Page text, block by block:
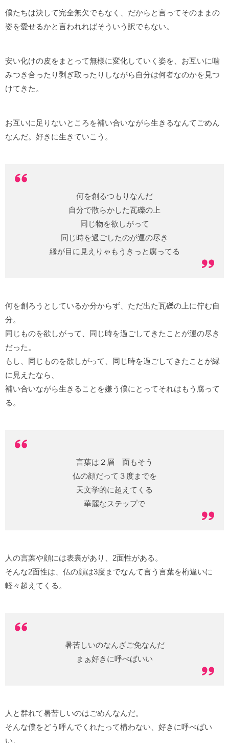
僕たちは決して完全無欠でもなく、だからと言ってそのままの
姿を愛せるかと言われればそういう訳でもない。
安い化けの皮をまとって無様に変化していく姿を、お互いに噛
みつき合ったり剥ぎ取ったりしながら自分は何者なのかを見つ
けてきた。
お互いに足りないところを補い合いながら生きるなんてごめん
なんだ。好きに生きていこう。
何を創るつもりなんだ
自分で散らかした瓦礫の上
同じ物を欲しがって
同じ時を過ごしたのが運の尽き
縁が目に見えりゃもうきっと腐ってる
何を創ろうとしているか分からず、ただ出た瓦礫の上に佇む自
分。
同じものを欲しがって、同じ時を過ごしてきたことが運の尽き
だった。
もし、同じものを欲しがって、同じ時を過ごしてきたことが縁
に見えたなら、
補い合いながら生きることを嫌う僕にとってそれはもう腐って
る。
言葉は２層 面もそう
仏の顔だって３度までを
天文学的に超えてくる
華麗なステップで
人の言葉や顔には表裏があり、2面性がある。
そんな2面性は、仏の顔は3度までなんて言う言葉を桁違いに
軽々超えてくる。
暑苦しいのなんざご免なんだ
まぁ好きに呼べばいい
人と群れて暑苦しいのはごめんなんだ。
そんな僕をどう呼んでくれたって構わない、好きに呼べばい
い。